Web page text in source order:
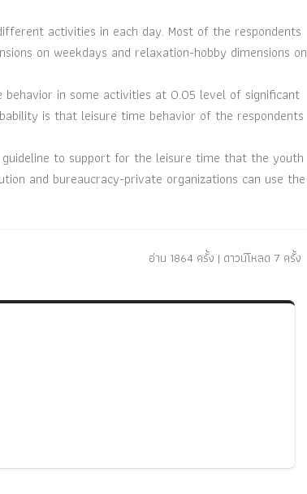
activities in each day. Most of the respondents
on weekdays and relaxation-hobby dimensions on
in some activities at 0.05 level of significant
is that leisure time behavior of the respondents
to support for the leisure time that the youth
and bureaucracy-private organizations can use the
อ่าน 1864 ครั้ง | ดาวน์โหลด 7 ครั้ง